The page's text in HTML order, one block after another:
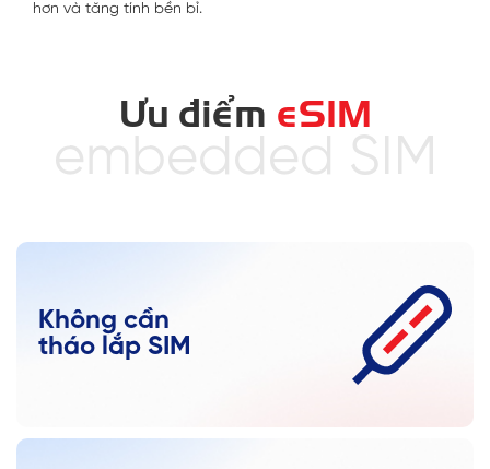
hơn và tăng tính bền bỉ.
Ưu điểm eSIM
embedded SIM
Không cần
tháo lắp SIM